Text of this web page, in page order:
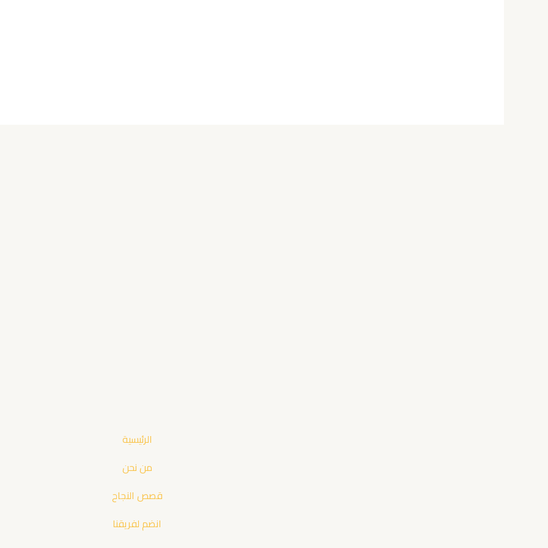
الرئيسية
من نحن
قصص النجاح
انضم لفريقنا